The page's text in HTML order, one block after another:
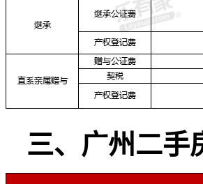
三、广州二手